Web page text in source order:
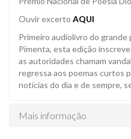
Ouvir excerto AQUI
Primeiro audiolivro do
Pimenta, esta edição
as autoridades chamam
regressa aos poemas curtos
notícias do dia e de sempre,
Mais informação